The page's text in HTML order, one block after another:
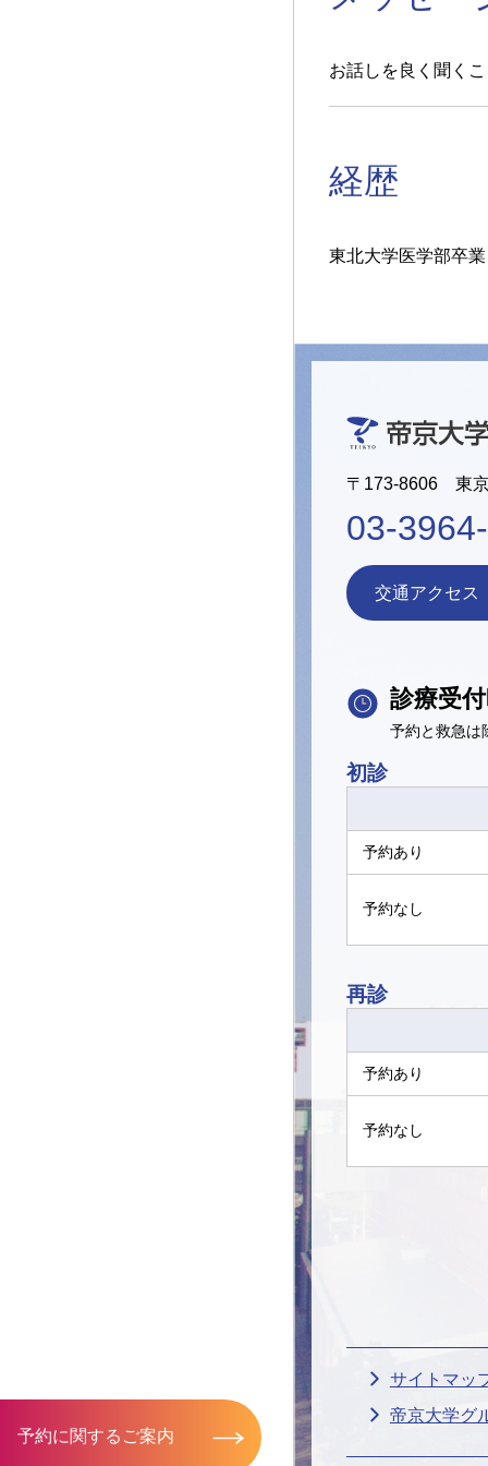
予約に関するご案内
お話しを良く聞く
経歴
東北大学医学部卒業
〒173-8606 東
03-
交通アクセス
診療受
予約と救急は
初診
予約あり
予約なし
再診
予約あり
予約なし
サイトマッ
帝京大学グ